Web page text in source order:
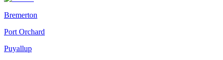
Bremerton
Port Orchard
Puyallup